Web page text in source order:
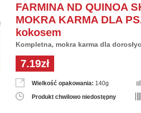
FARMINA ND QUINOA
MOKRA KARMA DLA
kokosem
Kompletna, mokra karma dla
7.19zł
Wielkość opakowania: 140g
Produkt chwilowo niedostępny